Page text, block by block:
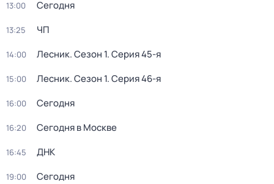
13:00 Сегодня
13:25 ЧП
14:00 Лесник. Сезон 1. Серия 45-я
15:00 Лесник. Сезон 1. Серия 46-я
16:00 Сегодня
16:20 Сегодня в Москве
16:45 ДНК
19:00 Сегодня